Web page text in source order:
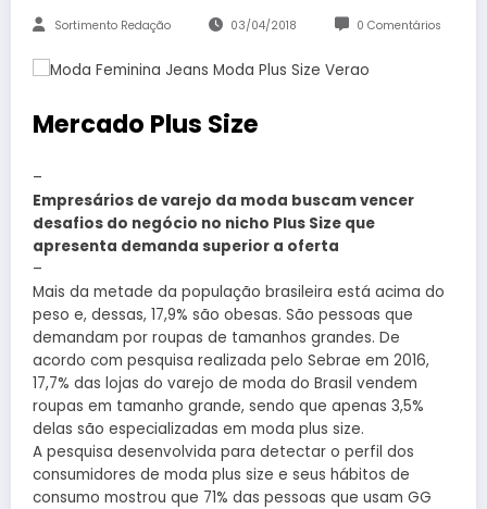
Sortimento Redação 03/04/2018 0 Comentários
Mercado Plus Size
–
Empresários de varejo da moda buscam vencer
desafios do negócio no nicho Plus Size que
apresenta demanda superior a oferta
–
Mais da metade da população brasileira está acima do
peso e, dessas, 17,9% são obesas. São pessoas que
demandam por roupas de tamanhos grandes. De
acordo com pesquisa realizada pelo Sebrae em 2016,
17,7% das lojas do varejo de moda do Brasil vendem
roupas em tamanho grande, sendo que apenas 3,5%
delas são especializadas em moda plus size.
A pesquisa desenvolvida para detectar o perfil dos
consumidores de moda plus size e seus hábitos de
consumo mostrou que 71% das pessoas que usam GG